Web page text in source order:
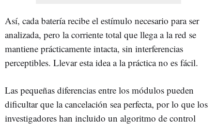
Así, cada batería recibe el estímulo necesario para ser
analizada, pero la corriente total que llega a la red se
mantiene prácticamente intacta, sin interferencias
perceptibles. Llevar esta idea a la práctica no es fácil.
Las pequeñas diferencias entre los módulos pueden
dificultar que la cancelación sea perfecta, por lo que los
investigadores han incluido un algoritmo de control